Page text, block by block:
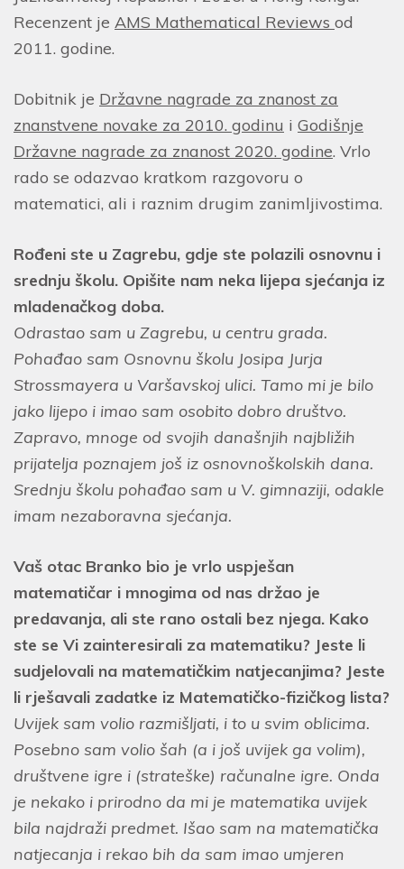
Recenzent je AMS Mathematical Reviews od
2011. godine.
Dobitnik je Državne nagrade za znanost za
znanstvene novake za 2010. godinu i Godišnje
Državne nagrade za znanost 2020. godine. Vrlo
rado se odazvao kratkom razgovoru o
matematici, ali i raznim drugim zanimljivostima.
Rođeni ste u Zagrebu, gdje ste polazili osnovnu i
srednju školu. Opišite nam neka lijepa sjećanja iz
mladenačkog doba.
Odrastao sam u Zagrebu, u centru grada.
Pohađao sam Osnovnu školu Josipa Jurja
Strossmayera u Varšavskoj ulici. Tamo mi je bilo
jako lijepo i imao sam osobito dobro društvo.
Zapravo, mnoge od svojih današnjih najbližih
prijatelja poznajem još iz osnovnoškolskih dana.
Srednju školu pohađao sam u V. gimnaziji, odakle
imam nezaboravna sjećanja.
Vaš otac Branko bio je vrlo uspješan
matematičar i mnogima od nas držao je
predavanja, ali ste rano ostali bez njega. Kako
ste se Vi zainteresirali za matematiku? Jeste li
sudjelovali na matematičkim natjecanjima? Jeste
li rješavali zadatke iz Matematičko-fizičkog lista?
Uvijek sam volio razmišljati, i to u svim oblicima.
Posebno sam volio šah (a i još uvijek ga volim),
društvene igre i (strateške) računalne igre. Onda
je nekako i prirodno da mi je matematika uvijek
bila najdraži predmet. Išao sam na matematička
natjecanja i rekao bih da sam imao umjeren